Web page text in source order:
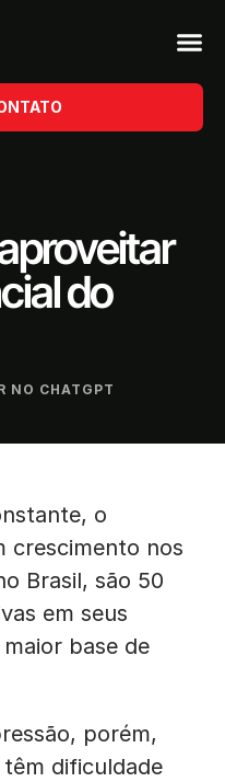
do
NO CHATGPT
o
crescimento nos
Brasil, são 50
em seus
base de
porém,
dificuldade